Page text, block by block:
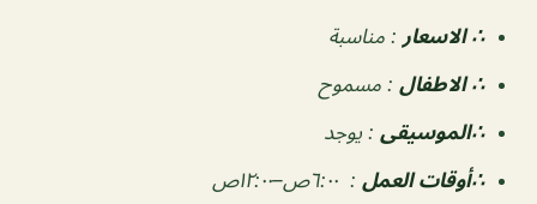
∴ الاسعار : مناسبة
∴ الاطفال : مسموح
∴الموسيقى : يوجد
‏∴أوقات العمل :